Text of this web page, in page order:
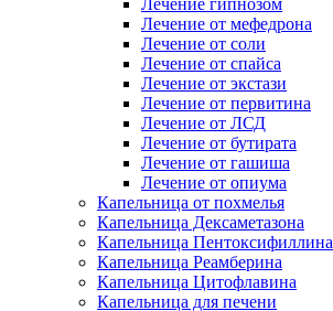
Лечение гипнозом
Лечение от мефедрона
Лечение от соли
Лечение от спайса
Лечение от экстази
Лечение от первитина
Лечение от ЛСД
Лечение от бутирата
Лечение от гашиша
Лечение от опиума
Капельница от похмелья
Капельница Дексаметазона
Капельница Пентоксифиллина
Капельница Реамберина
Капельница Цитофлавина
Капельница для печени